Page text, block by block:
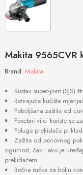
Makita 9565CVR
Brand: Makita
Sustav super-joint (SJS)
Rotirajuće kućište
Poboljšana zaštita od
Posebni vijci koriste se
Poluga prekidača
Zaštita od ponovnog
sigurnost, čak i ako je
prekidačem
Bočna ručka za bolju